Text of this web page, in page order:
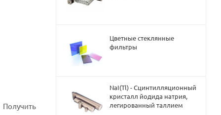
Цветные стеклянные
фильтры
NaI(Tl) - Сцинтилляционный
кристалл йодида натрия,
легированный таллием